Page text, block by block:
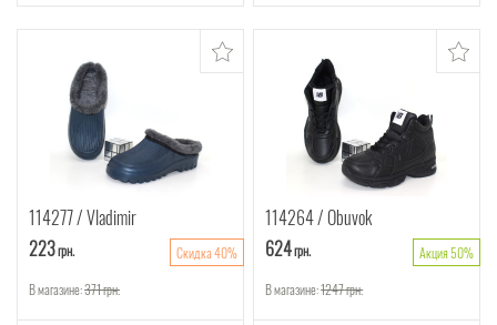
114277 Vladimir
223грн.
Скидка 40%
В магазине:371грн.
114264 Obuvok
624грн.
Акция 50%
В магазине:1247грн.